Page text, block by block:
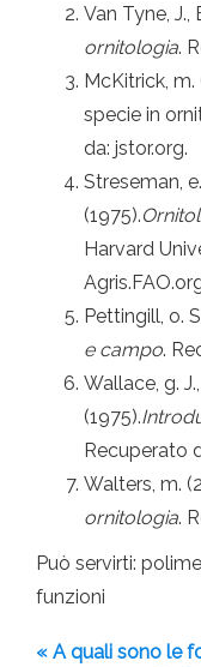
Van Tyne, J.,
ornitologia.
McKitrick, m.
specie in
da: jstor.org.
Streseman,
(1975).
Harvard
Pettingill, o.
e campo.
Wallace, g.
(1975).
Recuperato
Walters, m.
ornitologia.
Può servirti:
funzioni
« A quali sono le